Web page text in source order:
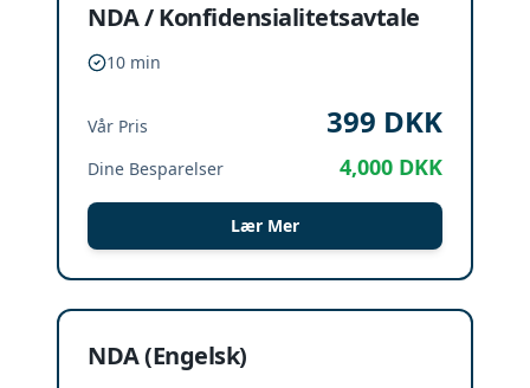
NDA / Konfidensialitetsavtale
10 min
Vår Pris 399 DKK
Dine Besparelser 4,000 DKK
Lær Mer
NDA (Engelsk)